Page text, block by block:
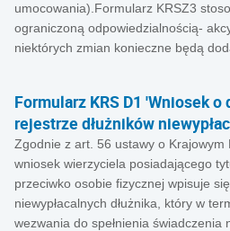
umocowania).Formularz KRSZ3
ograniczoną odpowiedzialnością-
niektórych zmian konieczne będą
Formularz KRS D1 'Wniosek
rejestrze dłużników
Zgodnie z art. 56 ustawy o Krajowym
wniosek wierzyciela posiadającego
przeciwko osobie fizycznej wpisuje
niewypłacalnych dłużnika, który w
wezwania do spełnienia świadczenia